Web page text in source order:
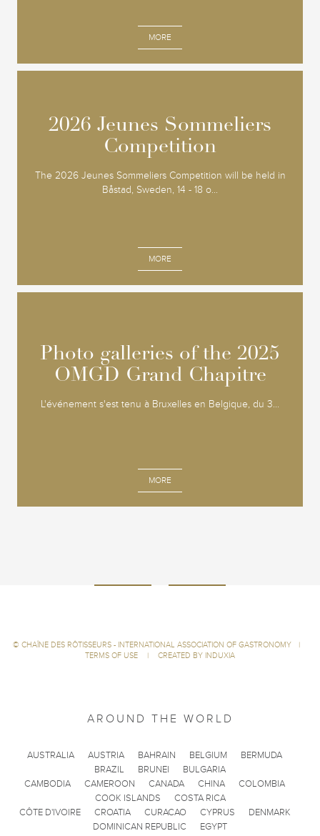
MORE
2026 Jeunes Sommeliers
Competition
The 2026 Jeunes Sommeliers Competition will be held in
Båstad, Sweden, 14 - 18 o...
MORE
2026 Jeunes Sommeliers
Competition
Photo galleries of the 2025
OMGD Grand Chapitre
L'événement s'est tenu à Bruxelles en Belgique, du 3...
MORE
Photo galleries of the 2025
OMGD Grand Chapitre
© CHAÎNE DES RÔTISSEURS - INTERNATIONAL ASSOCIATION OF GASTRONOMY
|
TERMS OF USE
| CREATED BY INDUXIA
AROUND THE WORLD
AUSTRALIA AUSTRIA BAHRAIN BELGIUM
BERMUDA
BRAZIL
BRUNEI
BULGARIA
CAMBODIA
CAMEROON CANADA CHINA
COLOMBIA
COOK ISLANDS
COSTA RICA
CÔTE D'IVOIRE
CROATIA CURACAO CYPRUS
DENMARK
DOMINICAN REPUBLIC
EGYPT